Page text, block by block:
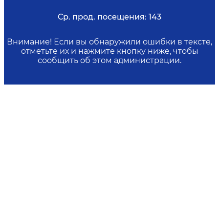
Ср. прод. посещения: 143
Внимание! Если вы обнаружили ошибки в тексте,
отметьте их и нажмите кнопку ниже, чтобы
сообщить об этом администрации.